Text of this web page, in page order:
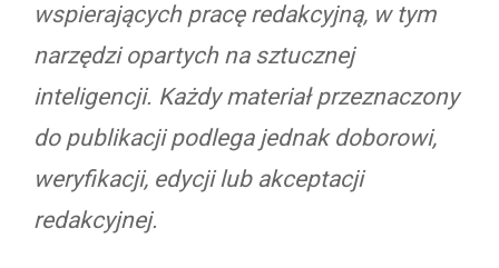
wspierających pracę redakcyjną, w tym
narzędzi opartych na sztucznej
inteligencji. Każdy materiał przeznaczony
do publikacji podlega jednak doborowi,
weryfikacji, edycji lub akceptacji
redakcyjnej.